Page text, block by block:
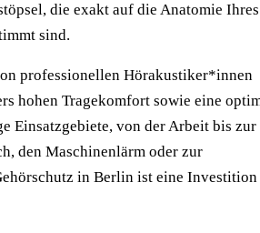
die exakt auf die Anatomie
sind.
professionellen Hörakustiker*innen
hohen Tragekomfort sowie eine
Einsatzgebiete, von der Arbeit bis zur
den Maschinenlärm oder zur
in Berlin ist eine